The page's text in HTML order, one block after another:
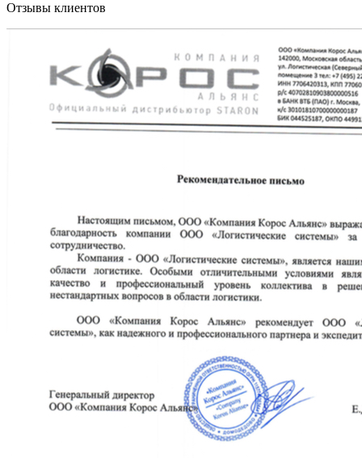
Отзывы клиентов